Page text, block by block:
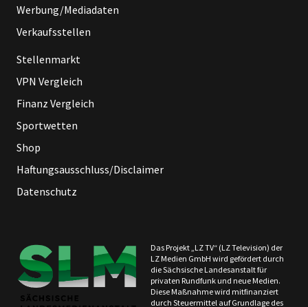
Werbung/Mediadaten
Verkaufsstellen
Stellenmarkt
VPN Vergleich
Finanz Vergleich
Sportwetten
Shop
Haftungsausschluss/Disclaimer
Datenschutz
Das Projekt „LZ TV“ (LZ Television) der
LZ Medien GmbH wird gefördert durch
die Sächsische Landesanstalt für
privaten Rundfunk und neue Medien.
Diese Maßnahme wird mitfinanziert
durch Steuermittel auf Grundlage des